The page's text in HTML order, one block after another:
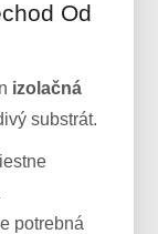
Od
izolačná
substrát.
potrebná